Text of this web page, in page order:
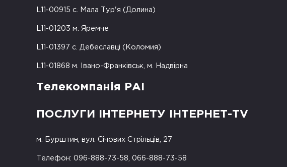
L11-00915 с. Мала Тур'я (Долина)
L11-01203 м. Яремче
L11-01397 с. Дебеславці (Коломия)
L11-01868 м. Івано-Франківськ, м. Надвірна
Телекомпанія РАІ
ПОСЛУГИ ІНТЕРНЕТУ ІНТЕРНЕТ-TV
м. Бурштин, вул. Січових Стрільців, 27
Телефон: 096-888-73-58, 066-888-73-58